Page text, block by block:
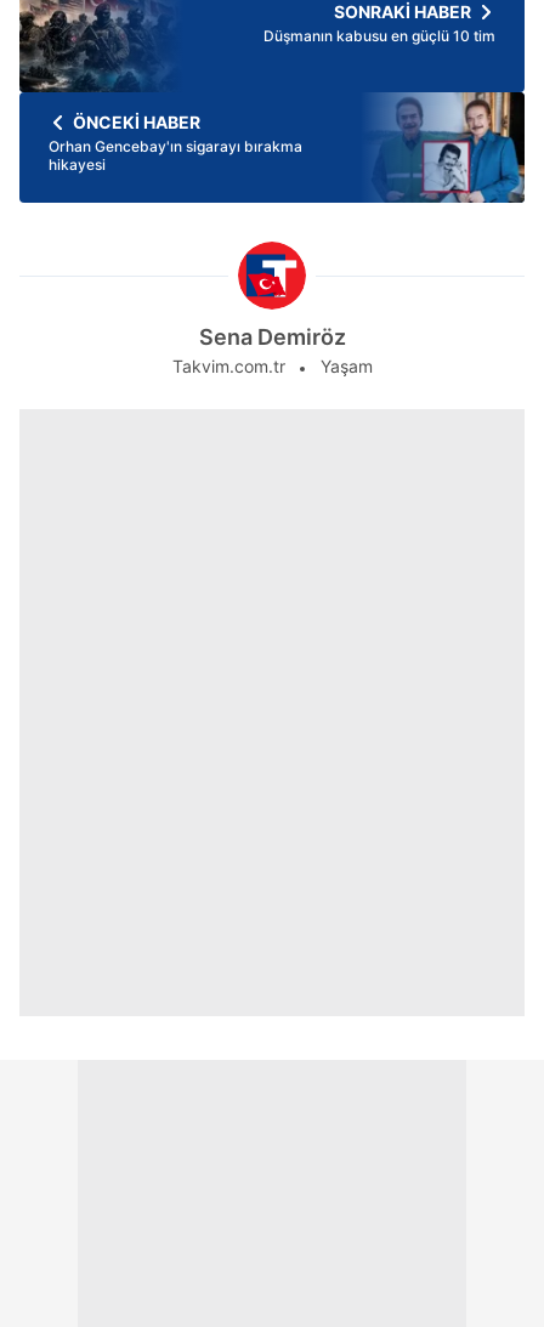
SONRAKİ HABER
Düşmanın kabusu en güçlü 10 tim
ÖNCEKİ HABER
Orhan Gencebay'ın sigarayı bırakma
hikayesi
Sena Demiröz
Takvim.com.tr Yaşam